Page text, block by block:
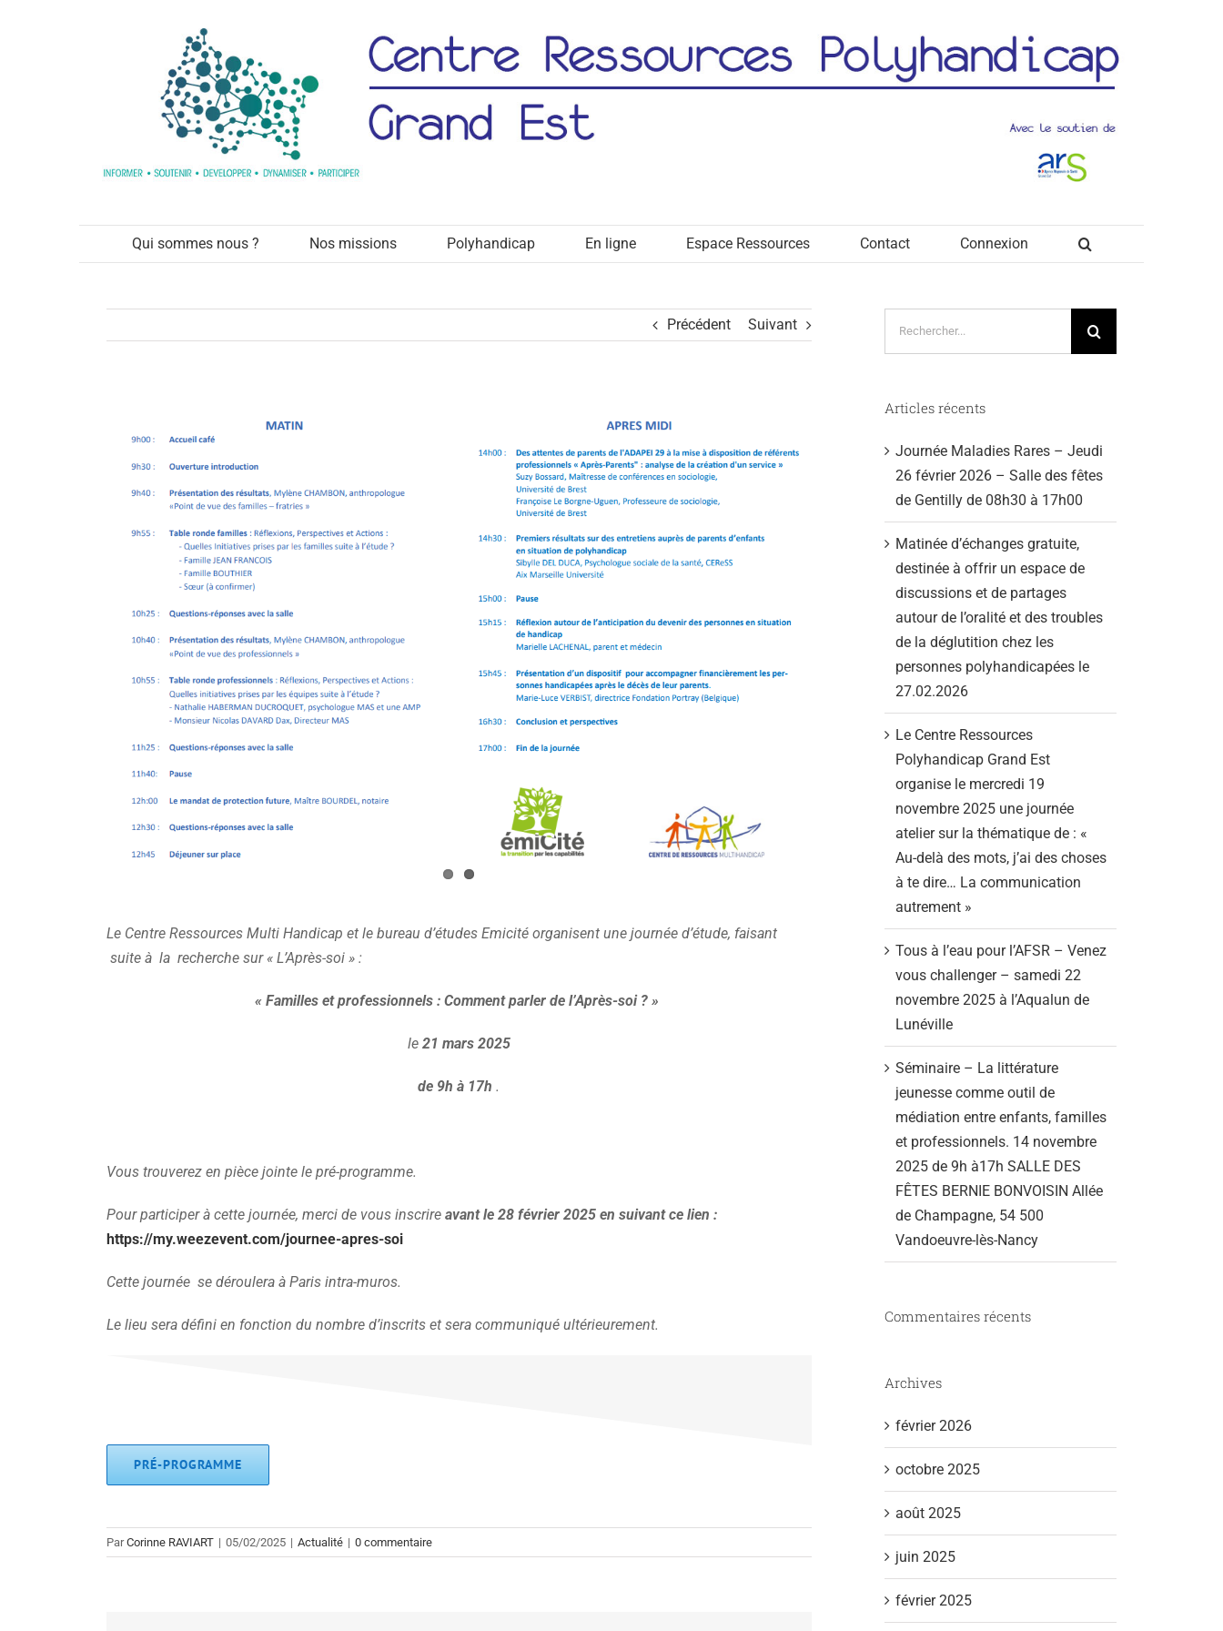
Qui sommes nous ? Nos missions Polyhandicap En ligne Espace Ressources Contact Connexion
Précédent Suivant
Le Centre Ressources Multi Handicap et le bureau d’études Emicité organisent une journée d’étude, faisant
suite à la recherche sur « L’Après-soi » :
« Familles et professionnels : Comment parler de l’Après-soi ? »
le 21 mars 2025
de 9h à 17h.
Vous trouverez en pièce jointe le pré-programme.
Pour participer à cette journée, merci de vous inscrire avant le 28 février 2025 en suivant ce lien :
https://my.weezevent.com/journee-apres-soi
Cette journée se déroulera à Paris intra-muros.
Le lieu sera défini en fonction du nombre d’inscrits et sera communiqué ultérieurement.
PRÉ-PROGRAMME
ParCorinne RAVIART | 05/02/2025 | Actualité | 0 commentaire
Articles récents
Journée Maladies Rares – Jeudi
26 février 2026 – Salle des fêtes
de Gentilly de 08h30 à 17h00
Matinée d’échanges gratuite,
destinée à offrir un espace de
discussions et de partages
autour de l’oralité et des troubles
de la déglutition chez les
personnes polyhandicapées le
27.02.2026
Le Centre Ressources
Polyhandicap Grand Est
organise le mercredi 19
novembre 2025 une journée
atelier sur la thématique de : «
Au-delà des mots, j’ai des choses
à te dire… La communication
autrement »
Tous à l’eau pour l’AFSR – Venez
vous challenger – samedi 22
novembre 2025 à l’Aqualun de
Lunéville
Séminaire – La littérature
jeunesse comme outil de
médiation entre enfants, familles
et professionnels. 14 novembre
2025 de 9h à17h SALLE DES
FÊTES BERNIE BONVOISIN Allée
de Champagne, 54 500
Vandoeuvre-lès-Nancy
Commentaires récents
Archives
février 2026
octobre 2025
août 2025
juin 2025
février 2025